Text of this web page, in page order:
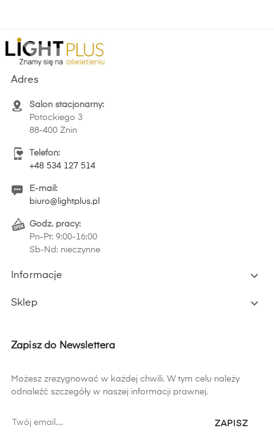
Adres
Salon stacjonarny:
Potockiego 3
88-400 Żnin
Telefon:
+48 534 127 514
E-mail:
biuro@lightplus.pl
Godz. pracy:
Pn-Pt: 9:00-16:00
Sb-Nd: nieczynne
Informacje 
Sklep 
Zapisz do Newslettera
Możesz zrezygnować w każdej chwili. W tym celu należy
odnaleźć szczegóły w naszej informacji prawnej.
ZAPISZ